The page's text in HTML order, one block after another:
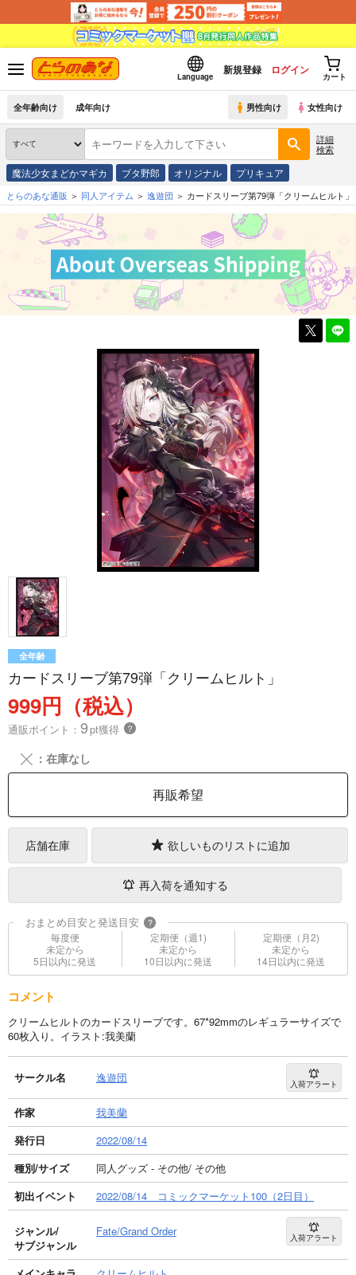
Language
新規登録 ログイン
カート
全年齢向け 成年向け 男性向け 女性向け
詳細
検索
魔法少女まどかマギカ ブタ野郎 オリジナル プリキュア
とらのあな通販 同人アイテム 逸遊団 カードスリーブ第79弾「クリームヒルト」
全年齢
カードスリーブ第79弾「クリームヒルト」
999円（税込）
通販ポイント： 9pt獲得 ？
╳ ：在庫なし
再販希望
店舗在庫 欲しいものリストに追加
再入荷を通知する
おまとめ目安と発送目安 ?
毎度便
未定から
5日以内に発送
定期便（週1)
未定から
10日以内に発送
定期便（月2)
未定から
14日以内に発送
コメント
クリームヒルトのカードスリーブです。67*92mmのレギュラーサイズで
60枚入り。イラスト:我美蘭
サークル名 逸遊団 入荷アラート
作家
我美蘭
発行日
2022/08/14
種別/サイズ
同人グッズ - その他/ その他
初出イベント
2022/08/14 コミックマーケット100（2日目）
ジャンル/
サブジャンル
Fate/Grand Order 入荷アラート